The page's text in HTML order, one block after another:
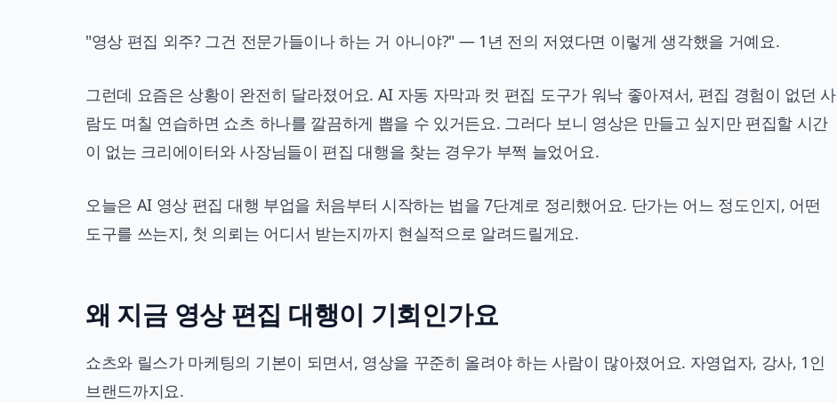
"영상 편집 외주? 그건 전문가들이나 하는 거 아니야?" — 1년 전의 저였다면 이렇게 생각했을 거예요.
그런데 요즘은 상황이 완전히 달라졌어요. AI 자동 자막과 컷 편집 도구가 워낙 좋아져서, 편집 경험이 없던 사
람도 며칠 연습하면 쇼츠 하나를 깔끔하게 뽑을 수 있거든요. 그러다 보니 영상은 만들고 싶지만 편집할 시간
이 없는 크리에이터와 사장님들이 편집 대행을 찾는 경우가 부쩍 늘었어요.
오늘은 AI 영상 편집 대행 부업을 처음부터 시작하는 법을 7단계로 정리했어요. 단가는 어느 정도인지, 어떤
도구를 쓰는지, 첫 의뢰는 어디서 받는지까지 현실적으로 알려드릴게요.
왜 지금 영상 편집 대행이 기회인가요
쇼츠와 릴스가 마케팅의 기본이 되면서, 영상을 꾸준히 올려야 하는 사람이 많아졌어요. 자영업자, 강사, 1인
브랜드까지요.